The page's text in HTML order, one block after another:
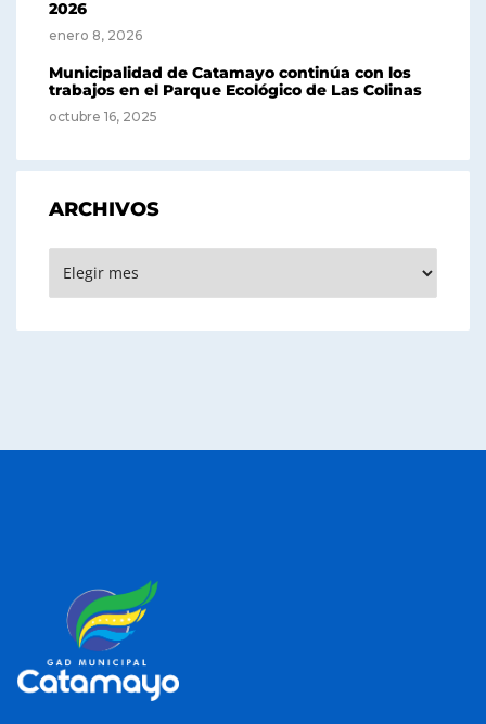
2026
enero 8, 2026
Municipalidad de Catamayo continúa con los
trabajos en el Parque Ecológico de Las Colinas
octubre 16, 2025
ARCHIVOS